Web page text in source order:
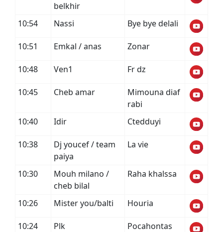
belkhir
10:54 Nassi Bye bye delali
10:51 Emkal / anas Zonar
10:48 Ven1 Fr dz
10:45 Cheb amar
Mimouna diaf
rabi
10:40
Idir Ctedduyi
10:38
Dj youcef / team
paiya
La vie
10:30
Mouh milano /
cheb bilal
Raha khalssa
10:26 Mister you/balti Houria
10:24 Plk Pocahontas